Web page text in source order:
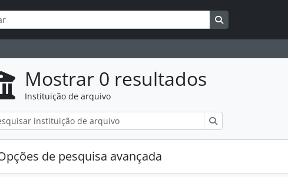
Mostrar 0 resultados
Instituição de arquivo
de pesquisa avançada